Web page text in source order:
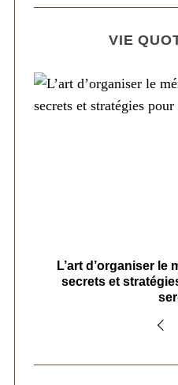
VIE
L’art d’organiser le
secrets et